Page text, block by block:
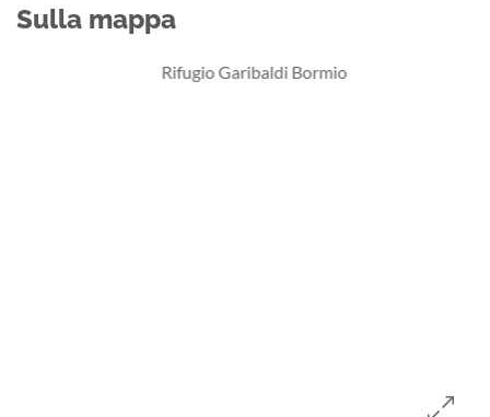
Sulla mappa